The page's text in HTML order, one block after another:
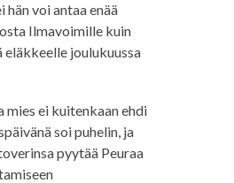
voi antaa enää
Ilmavoimille kuin
eläkkeelle joulukuussa
mies ei kuitenkaan ehdi
soi puhelin, ja
pyytää Peuraa